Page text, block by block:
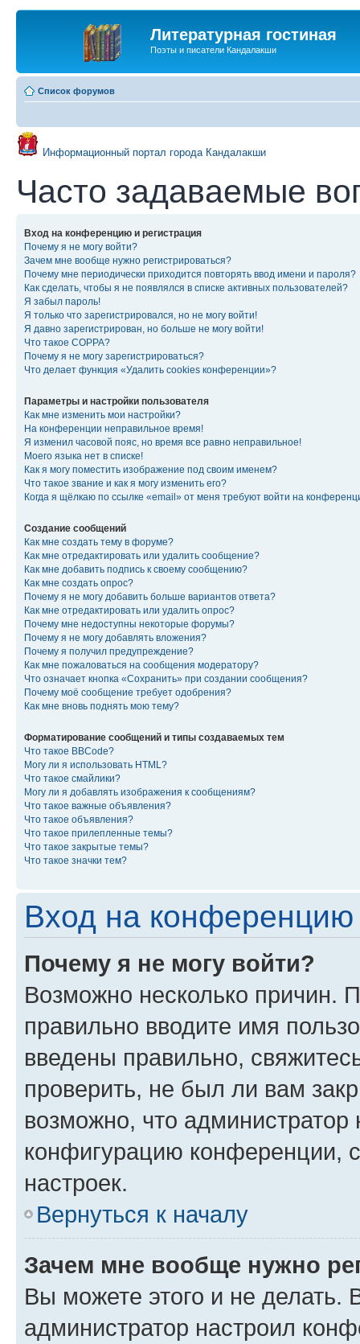
Литературная гостиная
Поэты и писатели Кандалакши
Список форумов
Информационный портал города Кандалакши
Часто задаваемые
Вход на конференцию и регистрация
Почему я не могу войти?
Зачем мне вообще нужно регистрироваться?
Почему мне периодически приходится повторять ввод имени и пароля?
Как сделать, чтобы я не появлялся в списке активных пользователей?
Я забыл пароль!
Я только что зарегистрировался, но не могу войти!
Я давно зарегистрирован, но больше не могу войти!
Что такое COPPA?
Почему я не могу зарегистрироваться?
Что делает функция «Удалить cookies конференции»?
Параметры и настройки пользователя
Как мне изменить мои настройки?
На конференции неправильное время!
Я изменил часовой пояс, но время все равно неправильное!
Моего языка нет в списке!
Как я могу поместить изображение под своим именем?
Что такое звание и как я могу изменить его?
Когда я щёлкаю по ссылке «email» от меня требуют войти на
Создание сообщений
Как мне создать тему в форуме?
Как мне отредактировать или удалить сообщение?
Как мне добавить подпись к своему сообщению?
Как мне создать опрос?
Почему я не могу добавить больше вариантов ответа?
Как мне отредактировать или удалить опрос?
Почему мне недоступны некоторые форумы?
Почему я не могу добавлять вложения?
Почему я получил предупреждение?
Как мне пожаловаться на сообщения модератору?
Что означает кнопка «Сохранить» при создании сообщения?
Почему моё сообщение требует одобрения?
Как мне вновь поднять мою тему?
Форматирование сообщений и типы создаваемых тем
Что такое BBCode?
Могу ли я использовать HTML?
Что такое смайлики?
Могу ли я добавлять изображения к сообщениям?
Что такое важные объявления?
Что такое объявления?
Что такое прилепленные темы?
Что такое закрытые темы?
Что такое значки тем?
Вход на конференцию
Почему я не могу войти?
Возможно несколько причин.
правильно вводите имя
введены правильно,
проверить, не был ли вам
возможно, что администратор
конфигурацию конференции,
настроек.
Вернуться к началу
Зачем мне вообще нужно
Вы можете этого и не делать.
администратор настроил